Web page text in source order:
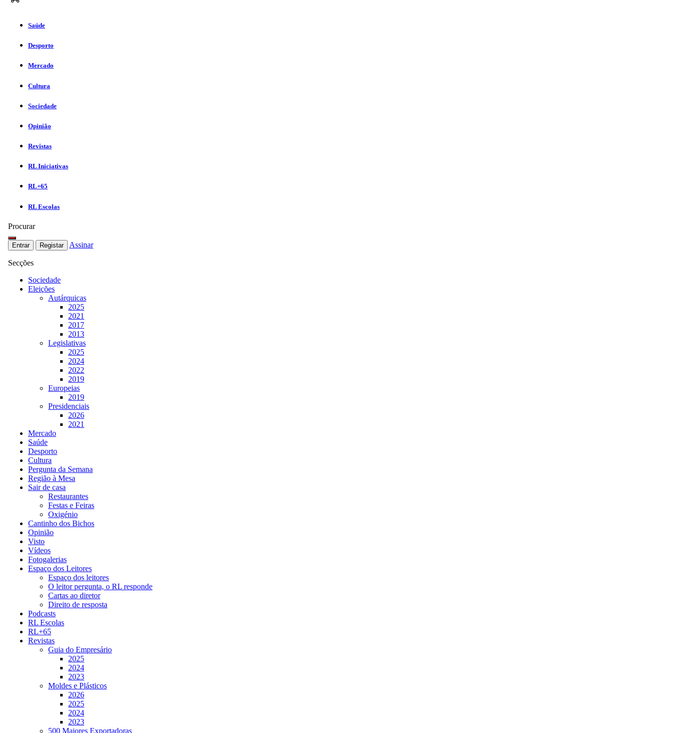
Saúde
Desporto
Mercado
Cultura
Sociedade
Opinião
Revistas
RL Iniciativas
RL+65
RL Escolas
Procurar
Entrar Registar Assinar
Secções
Sociedade
Eleições
Autárquicas
2025
2021
2017
2013
Legislativas
2025
2024
2022
2019
Europeias
2019
Presidenciais
2026
2021
Mercado
Saúde
Desporto
Cultura
Pergunta da Semana
Região à Mesa
Sair de casa
Restaurantes
Festas e Feiras
Oxigénio
Cantinho dos Bichos
Opinião
Visto
Vídeos
Fotogalerias
Espaço dos Leitores
Espaço dos leitores
O leitor pergunta, o RL responde
Cartas ao diretor
Direito de resposta
Podcasts
RL Escolas
RL+65
Revistas
Guia do Empresário
2025
2024
2023
Moldes e Plásticos
2026
2025
2024
2023
500 Maiores Exportadoras